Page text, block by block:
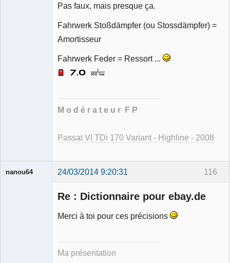
Pas faux, mais presque ça.
Fahrwerk Stoßdämpfer (ou Stossdämpfer) =
Amortisseur
Fahrwerk Feder = Ressort ...
M o d é r a t e u r F P
Passat VI TDi 170 Variant - Highline - 2008
116
nanou64 24/03/2014 9:20:31
Re : Dictionnaire pour ebay.de
Merci à toi pour ces précisions
Ma présentation